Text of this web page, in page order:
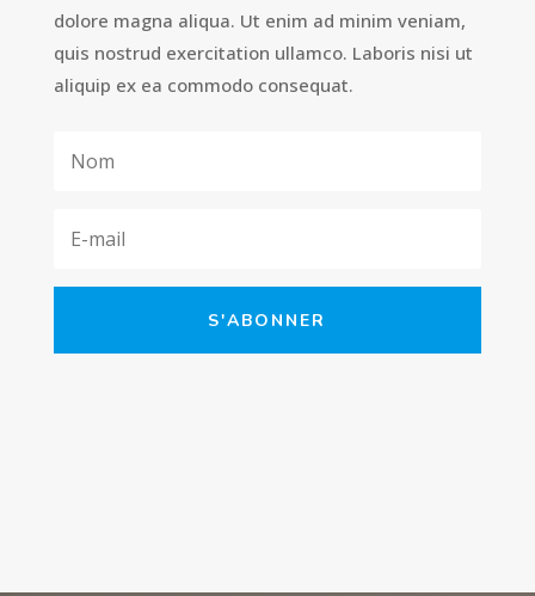
dolore magna aliqua. Ut enim ad minim veniam,
quis nostrud exercitation ullamco. Laboris nisi ut
aliquip ex ea commodo consequat.
S'ABONNER